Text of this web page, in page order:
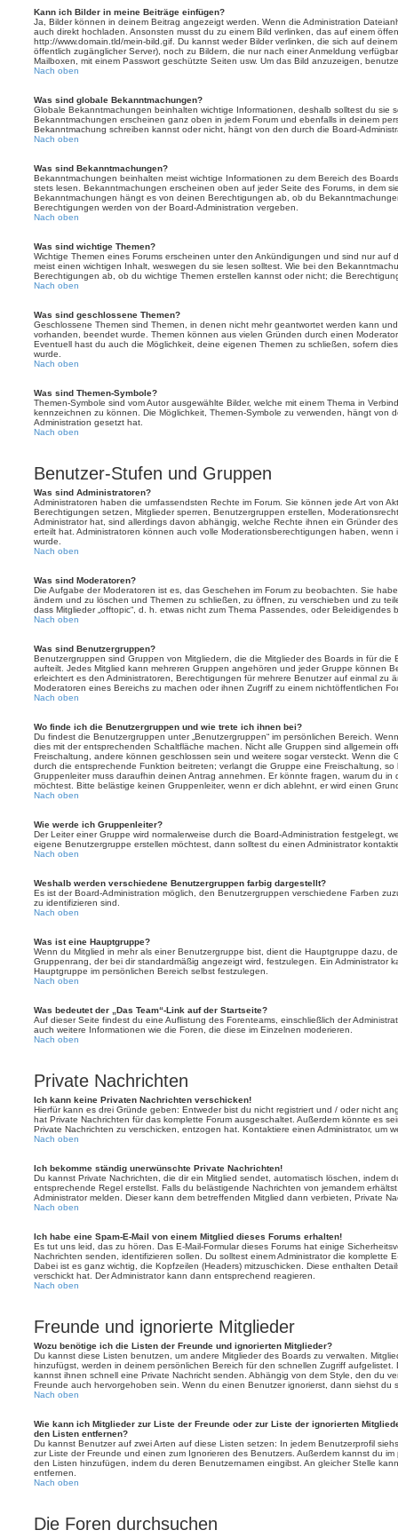
Kann ich Bilder in meine Beiträge einfügen?
Ja, Bilder können in deinem Beitrag angezeigt werden. Wenn die Administration
auch direkt hochladen. Ansonsten musst du zu einem Bild verlinken, das auf einem
http://www.domain.tld/mein-bild.gif. Du kannst weder Bilder verlinken, die sich auf
öffentlich zugänglicher Server), noch zu Bildern, die nur nach einer Anmeldung
Mailboxen, mit einem Passwort geschützte Seiten usw. Um das Bild anzuzeigen,
Nach oben
Was sind globale Bekanntmachungen?
Globale Bekanntmachungen beinhalten wichtige Informationen, deshalb solltest du sie
Bekanntmachungen erscheinen ganz oben in jedem Forum und ebenfalls in deinem
Bekanntmachung schreiben kannst oder nicht, hängt von den durch die Board-
Nach oben
Was sind Bekanntmachungen?
Bekanntmachungen beinhalten meist wichtige Informationen zu dem Bereich des
stets lesen. Bekanntmachungen erscheinen oben auf jeder Seite des Forums, in dem
Bekanntmachungen hängt es von deinen Berechtigungen ab, ob du
Berechtigungen werden von der Board-Administration vergeben.
Nach oben
Was sind wichtige Themen?
Wichtige Themen eines Forums erscheinen unter den Ankündigungen und sind nur auf
meist einen wichtigen Inhalt, weswegen du sie lesen solltest. Wie bei den
Berechtigungen ab, ob du wichtige Themen erstellen kannst oder nicht; die
Nach oben
Was sind geschlossene Themen?
Geschlossene Themen sind Themen, in denen nicht mehr geantwortet werden kann
vorhanden, beendet wurde. Themen können aus vielen Gründen durch einen
Eventuell hast du auch die Möglichkeit, deine eigenen Themen zu schließen, sofern
wurde.
Nach oben
Was sind Themen-Symbole?
Themen-Symbole sind vom Autor ausgewählte Bilder, welche mit einem Thema in
kennzeichnen zu können. Die Möglichkeit, Themen-Symbole zu verwenden, hängt von
Administration gesetzt hat.
Nach oben
Benutzer-Stufen und Gruppen
Was sind Administratoren?
Administratoren haben die umfassendsten Rechte im Forum. Sie können jede Art von
Berechtigungen setzen, Mitglieder sperren, Benutzergruppen erstellen,
Administrator hat, sind allerdings davon abhängig, welche Rechte ihnen ein Gründer
erteilt hat. Administratoren können auch volle Moderationsberechtigungen haben,
wurde.
Nach oben
Was sind Moderatoren?
Die Aufgabe der Moderatoren ist es, das Geschehen im Forum zu beobachten. Sie
ändern und zu löschen und Themen zu schließen, zu öffnen, zu verschieben und zu
dass Mitglieder „offtopic“, d. h. etwas nicht zum Thema Passendes, oder Beleidigendes
Nach oben
Was sind Benutzergruppen?
Benutzergruppen sind Gruppen von Mitgliedern, die die Mitglieder des Boards in für die
aufteilt. Jedes Mitglied kann mehreren Gruppen angehören und jeder Gruppe können
erleichtert es den Administratoren, Berechtigungen für mehrere Benutzer auf einmal zu
Moderatoren eines Bereichs zu machen oder ihnen Zugriff zu einem nichtöffentlichen
Nach oben
Wo finde ich die Benutzergruppen und wie trete ich ihnen bei?
Du findest die Benutzergruppen unter „Benutzergruppen“ im persönlichen Bereich.
dies mit der entsprechenden Schaltfläche machen. Nicht alle Gruppen sind allgemein
Freischaltung, andere können geschlossen sein und weitere sogar versteckt. Wenn die
durch die entsprechende Funktion beitreten; verlangt die Gruppe eine Freischaltung,
Gruppenleiter muss daraufhin deinen Antrag annehmen. Er könnte fragen, warum du in
möchtest. Bitte belästige keinen Gruppenleiter, wenn er dich ablehnt, er wird einen
Nach oben
Wie werde ich Gruppenleiter?
Der Leiter einer Gruppe wird normalerweise durch die Board-Administration festgelegt,
eigene Benutzergruppe erstellen möchtest, dann solltest du einen Administrator
Nach oben
Weshalb werden verschiedene Benutzergruppen farbig dargestellt?
Es ist der Board-Administration möglich, den Benutzergruppen verschiedene Farben
zu identifizieren sind.
Nach oben
Was ist eine Hauptgruppe?
Wenn du Mitglied in mehr als einer Benutzergruppe bist, dient die Hauptgruppe dazu,
Gruppenrang, der bei dir standardmäßig angezeigt wird, festzulegen. Ein Administrator
Hauptgruppe im persönlichen Bereich selbst festzulegen.
Nach oben
Was bedeutet der „Das Team“-Link auf der Startseite?
Auf dieser Seite findest du eine Auflistung des Forenteams, einschließlich der
auch weitere Informationen wie die Foren, die diese im Einzelnen moderieren.
Nach oben
Private Nachrichten
Ich kann keine Privaten Nachrichten verschicken!
Hierfür kann es drei Gründe geben: Entweder bist du nicht registriert und / oder nicht
hat Private Nachrichten für das komplette Forum ausgeschaltet. Außerdem könnte es
Private Nachrichten zu verschicken, entzogen hat. Kontaktiere einen Administrator, um
Nach oben
Ich bekomme ständig unerwünschte Private Nachrichten!
Du kannst Private Nachrichten, die dir ein Mitglied sendet, automatisch löschen, indem
entsprechende Regel erstellst. Falls du belästigende Nachrichten von jemandem
Administrator melden. Dieser kann dem betreffenden Mitglied dann verbieten, Private
Nach oben
Ich habe eine Spam-E-Mail von einem Mitglied dieses Forums erhalten!
Es tut uns leid, das zu hören. Das E-Mail-Formular dieses Forums hat einige
Nachrichten senden, identifizieren sollen. Du solltest einem Administrator die komplette
Dabei ist es ganz wichtig, die Kopfzeilen (Headers) mitzuschicken. Diese enthalten
verschickt hat. Der Administrator kann dann entsprechend reagieren.
Nach oben
Freunde und ignorierte Mitglieder
Wozu benötige ich die Listen der Freunde und ignorierten Mitglieder?
Du kannst diese Listen benutzen, um andere Mitglieder des Boards zu verwalten.
hinzufügst, werden in deinem persönlichen Bereich für den schnellen Zugriff
kannst ihnen schnell eine Private Nachricht senden. Abhängig von dem Style, den du
Freunde auch hervorgehoben sein. Wenn du einen Benutzer ignorierst, dann siehst du
Nach oben
Wie kann ich Mitglieder zur Liste der Freunde oder zur Liste der ignorierten
den Listen entfernen?
Du kannst Benutzer auf zwei Arten auf diese Listen setzen: In jedem Benutzerprofil
zur Liste der Freunde und einen zum Ignorieren des Benutzers. Außerdem kannst du
den Listen hinzufügen, indem du deren Benutzernamen eingibst. An gleicher Stelle
entfernen.
Nach oben
Die Foren durchsuchen